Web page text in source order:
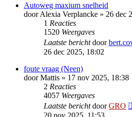
Autoweg maxium snelheid
doorAlexia Verplancke » 26 dec
1 Reacties
1520 Weergaves
Laatste berichtdoor
26 dec 2025, 18:02
foute vraag (Neen)
doorMattis » 17 nov 2025, 18:38
2 Reacties
4057 Weergaves
Laatste berichtdoorGRO
20 nov 2025, 11:53